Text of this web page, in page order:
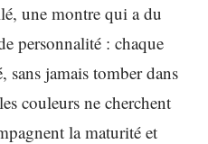
une montre qui a du
personnalité : chaque
jamais tomber dans
couleurs ne cherchent
la maturité et